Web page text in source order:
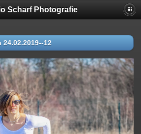
Scharf Photografie
24.02.2019--12